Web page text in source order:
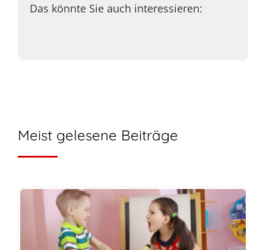
Das könnte Sie auch interessieren:
Meist gelesene Beiträge